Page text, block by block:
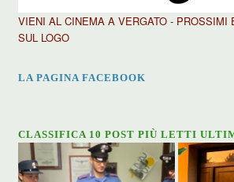
VIENI AL CINEMA A VERGATO - PROSSIMI
SUL LOGO
LA PAGINA FACEBOOK
CLASSIFICA 10 POST PIÙ LETTI